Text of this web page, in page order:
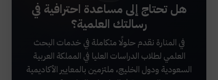
هل تحتاج إلى مساعدة احترافية في
رسالتك العلمية؟
في المنارة نقدم حلولًا متكاملة في خدمات البحث
العلمي لطلاب الدراسات العليا في المملكة العربية
السعودية ودول الخليج، ملتزمين بالمعايير الأكاديمية